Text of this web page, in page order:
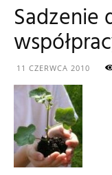
Sadzenie
11 CZERWCA 2010